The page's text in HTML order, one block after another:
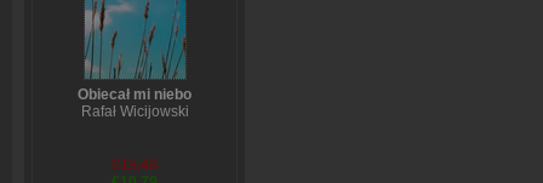
Obiecał mi niebo
Rafał Wicijowski
€13,43